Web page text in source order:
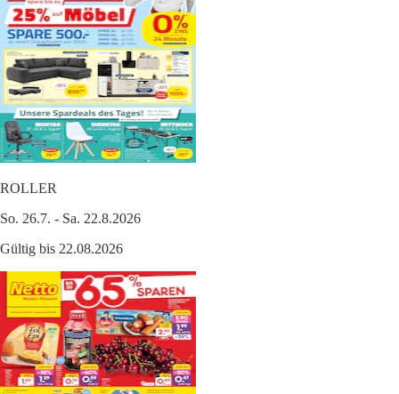
ROLLER
So. 26.7. - Sa. 22.8.2026
Gültig bis 22.08.2026